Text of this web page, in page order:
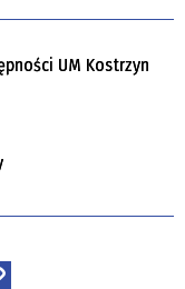
UM Kostrzyn